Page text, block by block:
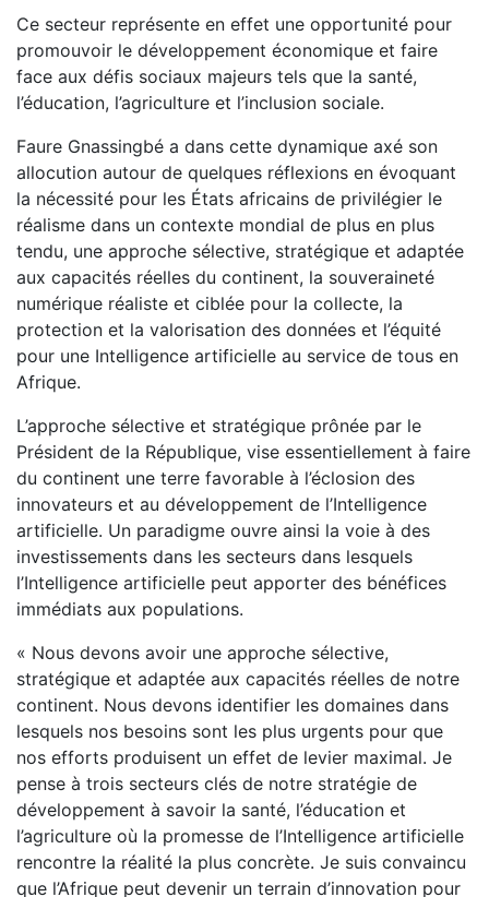
Ce secteur représente en effet une opportunité pour
promouvoir le développement économique et faire
face aux défis sociaux majeurs tels que la santé,
l’éducation, l’agriculture et l’inclusion sociale.
Faure Gnassingbé a dans cette dynamique axé son
allocution autour de quelques réflexions en évoquant
la nécessité pour les États africains de privilégier le
réalisme dans un contexte mondial de plus en plus
tendu, une approche sélective, stratégique et adaptée
aux capacités réelles du continent, la souveraineté
numérique réaliste et ciblée pour la collecte, la
protection et la valorisation des données et l’équité
pour une Intelligence artificielle au service de tous en
Afrique.
L’approche sélective et stratégique prônée par le
Président de la République, vise essentiellement à faire
du continent une terre favorable à l’éclosion des
innovateurs et au développement de l’Intelligence
artificielle. Un paradigme ouvre ainsi la voie à des
investissements dans les secteurs dans lesquels
l’Intelligence artificielle peut apporter des bénéfices
immédiats aux populations.
« Nous devons avoir une approche sélective,
stratégique et adaptée aux capacités réelles de notre
continent. Nous devons identifier les domaines dans
lesquels nos besoins sont les plus urgents pour que
nos efforts produisent un effet de levier maximal. Je
pense à trois secteurs clés de notre stratégie de
développement à savoir la santé, l’éducation et
l’agriculture où la promesse de l’Intelligence artificielle
rencontre la réalité la plus concrète. Je suis convaincu
que l’Afrique peut devenir un terrain d’innovation pour